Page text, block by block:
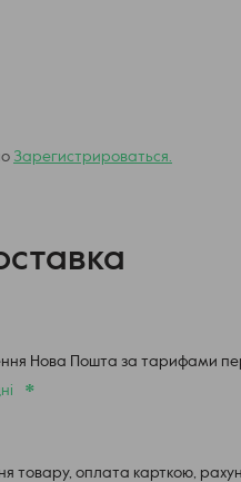
Зарегистрироваться.
Нова Пошта за тарифами
*
товару, оплата карткою,